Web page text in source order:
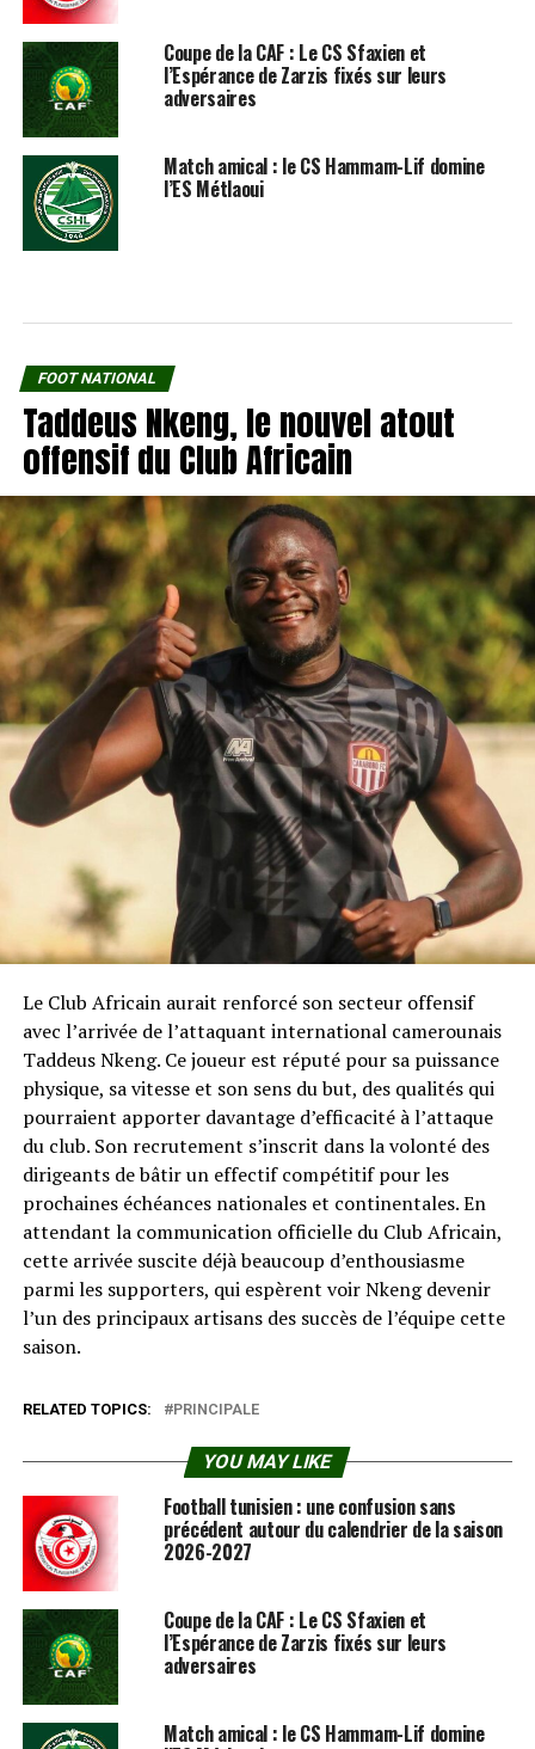
Coupe de la CAF : Le CS Sfaxien et
l’Espérance de Zarzis fixés sur leurs
adversaires
Match amical : le CS Hammam-Lif domine
l’ES Métlaoui
FOOT NATIONAL
Taddeus Nkeng, le nouvel atout
offensif du Club Africain
Le Club Africain aurait renforcé son secteur offensif
avec l’arrivée de l’attaquant international camerounais
Taddeus Nkeng. Ce joueur est réputé pour sa puissance
physique, sa vitesse et son sens du but, des qualités qui
pourraient apporter davantage d’efficacité à l’attaque
du club. Son recrutement s’inscrit dans la volonté des
dirigeants de bâtir un effectif compétitif pour les
prochaines échéances nationales et continentales. En
attendant la communication officielle du Club Africain,
cette arrivée suscite déjà beaucoup d’enthousiasme
parmi les supporters, qui espèrent voir Nkeng devenir
l’un des principaux artisans des succès de l’équipe cette
saison.
RELATED TOPICS: PRINCIPALE
YOU MAY LIKE
Football tunisien : une confusion sans
précédent autour du calendrier de la saison
2026-2027
Coupe de la CAF : Le CS Sfaxien et
l’Espérance de Zarzis fixés sur leurs
adversaires
Match amical : le CS Hammam-Lif domine